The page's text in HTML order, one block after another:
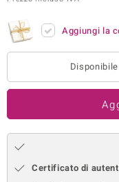
by de Melo
Aggiungi la
Certificato di